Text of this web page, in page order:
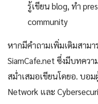
รู้เขียน blog, ทำ
community
หากมีคำถามเพิ่มเติมสาม
SiamCafe.net ซึ่งมีบทคว
สม่ำเสมอเขียนโดยอ. บอ
Network และ